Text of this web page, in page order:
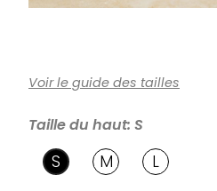
Voir le guide des tailles
Taille du haut: S
S M L